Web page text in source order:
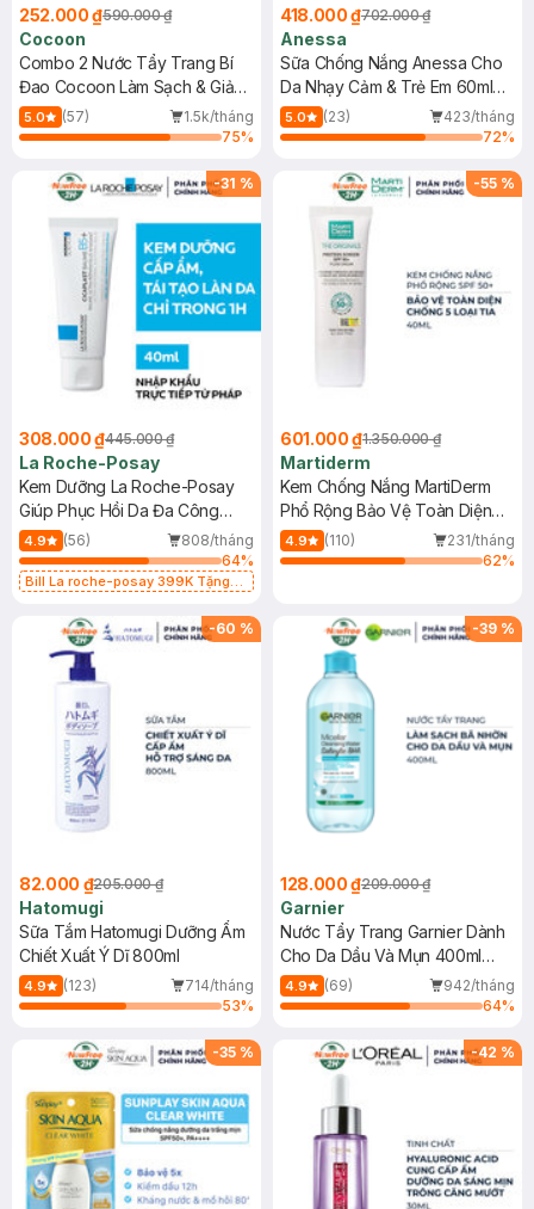
252.000 ₫590.000 ₫
Cocoon
Combo 2 Nước Tẩy Trang Bí
Đao Cocoon Làm Sạch & Giảm
Dầu 500ml
5.0 (57)
1.5k/tháng
75%
418.000 ₫702.000 ₫
Anessa
Sữa Chống Nắng Anessa Cho
Da Nhạy Cảm & Trẻ Em 60ml
(Mới)
5.0 (23)
423/tháng
72%
-31 %
308.000 ₫445.000 ₫
La Roche-Posay
Kem Dưỡng La Roche-Posay
Giúp Phục Hồi Da Đa Công
Dụng 40ml
4.9 (56)
808/tháng
64%
Bill La roche-posay 399K Tặng
(SL có hạn)
-55 %
601.000 ₫1.350.000 ₫
Martiderm
Kem Chống Nắng MartiDerm
Phổ Rộng Bảo Vệ Toàn Diện
40ml
4.9 (110)
231/tháng
62%
-60 %
82.000 ₫205.000 ₫
Hatomugi
Sữa Tắm Hatomugi Dưỡng Ẩm
Chiết Xuất Ý Dĩ 800ml
4.9 (123)
714/tháng
53%
-39 %
128.000 ₫209.000 ₫
Garnier
Nước Tẩy Trang Garnier Dành
Cho Da Dầu Và Mụn 400ml
(Mới)
4.9 (69)
942/tháng
64%
-35 % -42 %